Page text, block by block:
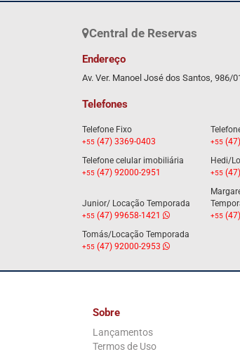
Central de Reservas
Endereço
Av. Ver. Manoel José dos Santos, 986/
Telefones
Telefone Fixo
+55 (47) 3369-0403 +55
Telefone celular imobiliária
+55 (47) 92000-2951
Hedi/
+55
Junior/ Locação Temporada
+55 (47) 99658-1421 +55
Tomás/Locação Temporada
+55 (47) 92000-2953
Sobre
Lançamentos
Termos de Uso